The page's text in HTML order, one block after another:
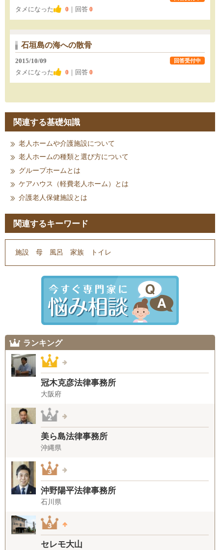
タメになった
0 ｜回答 0
石垣島の海への散骨
2015/10/09
タメになった
0 ｜回答 0
回答受付中
関連する基礎知識
老人ホームや介護施設について
老人ホームの種類と選び方について
グループホームとは
ケアハウス（軽費老人ホーム）とは
介護老人保健施設とは
関連するキーワード
施設 母 風呂 家族 トイレ
ランキング
冠木克彦法律事務所
大阪府
美ら島法律事務所
沖縄県
沖野陽平法律事務所
石川県
セレモ大山